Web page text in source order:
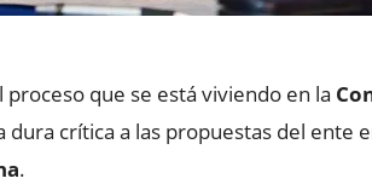
proceso que se está viviendo en la
dura crítica a las propuestas del ente
.